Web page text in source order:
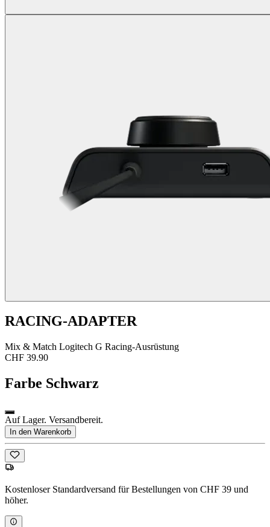
RACING-ADAPTER
Mix & Match Logitech G Racing-Ausrüstung
CHF 39.90
Farbe Schwarz
Auf Lager. Versandbereit.
In den Warenkorb
Kostenloser Standardversand für Bestellungen von CHF 39 und
höher.